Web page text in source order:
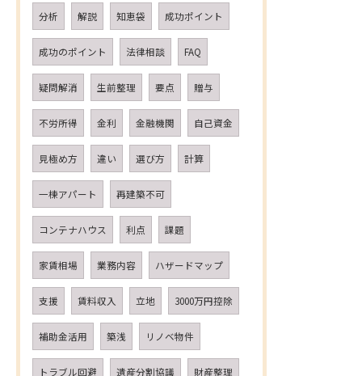
分析 解説 知恵袋 成功ポイント
成功のポイント 法律相談 FAQ
疑問解消 生前整理 要点 贈与
不労所得 金利 金融機関 自己資金
見極め方 違い 選び方 計算
一棟アパート 再建築不可
コンテナハウス 利点 課題
家賃相場 業務内容 ハザードマップ
支援 賃料収入 立地 3000万円控除
補助金活用 築浅 リノベ物件
トラブル回避 遺産分割協議 財産整理